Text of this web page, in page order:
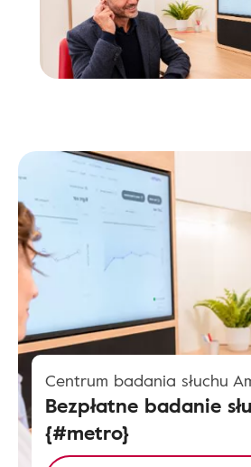
Centrum badania słuchu
Bezpłatne badanie
{#metro}